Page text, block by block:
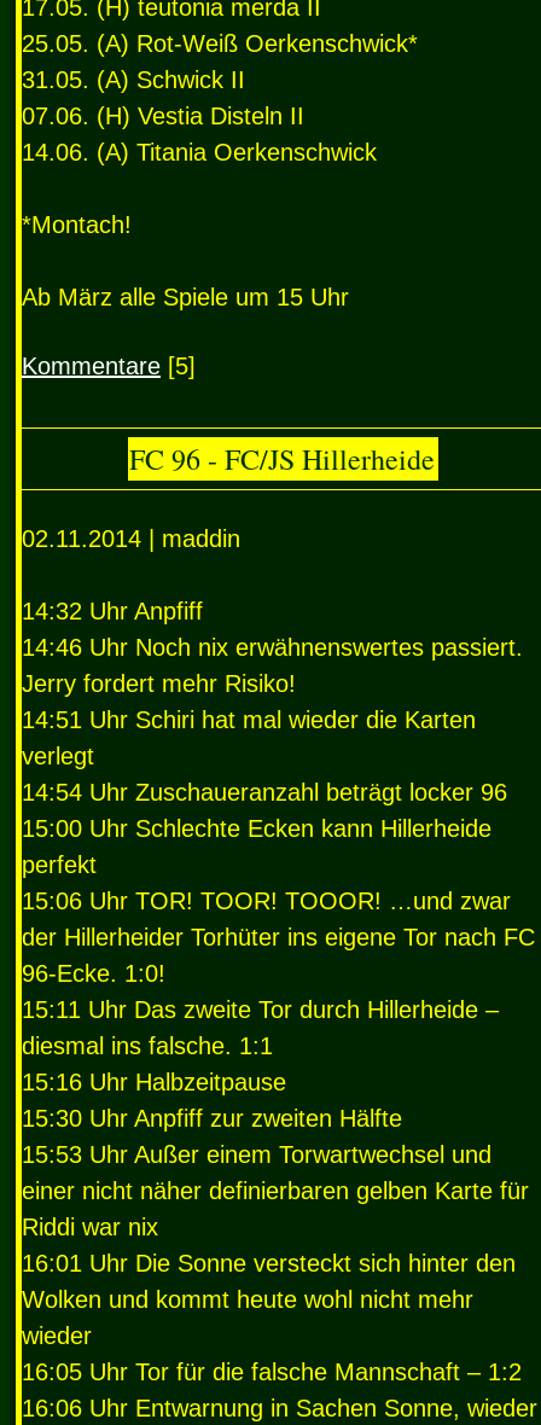
17.05. (H) teutonia merda II
25.05. (A) Rot-Weiß Oerkenschwick*
31.05. (A) Schwick II
07.06. (H) Vestia Disteln II
14.06. (A) Titania Oerkenschwick
*Montach!
Ab März alle Spiele um 15 Uhr
Kommentare [5]
FC 96 - FC/JS Hillerheide
02.11.2014 | maddin
14:32 Uhr Anpfiff
14:46 Uhr Noch nix erwähnenswertes passiert.
Jerry fordert mehr Risiko!
14:51 Uhr Schiri hat mal wieder die Karten
verlegt
14:54 Uhr Zuschaueranzahl beträgt locker 96
15:00 Uhr Schlechte Ecken kann Hillerheide
perfekt
15:06 Uhr TOR! TOOR! TOOOR! …und zwar
der Hillerheider Torhüter ins eigene Tor nach FC
96-Ecke. 1:0!
15:11 Uhr Das zweite Tor durch Hillerheide –
diesmal ins falsche. 1:1
15:16 Uhr Halbzeitpause
15:30 Uhr Anpfiff zur zweiten Hälfte
15:53 Uhr Außer einem Torwartwechsel und
einer nicht näher definierbaren gelben Karte für
Riddi war nix
16:01 Uhr Die Sonne versteckt sich hinter den
Wolken und kommt heute wohl nicht mehr
wieder
16:05 Uhr Tor für die falsche Mannschaft – 1:2
16:06 Uhr Entwarnung in Sachen Sonne, wieder